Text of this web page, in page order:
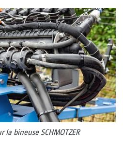
bineuse SCHMOTZER